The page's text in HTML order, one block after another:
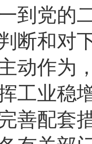
到党的
断和对
动作为
工业稳
善配套